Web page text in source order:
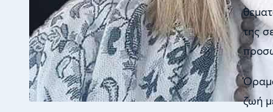
της
ζωή